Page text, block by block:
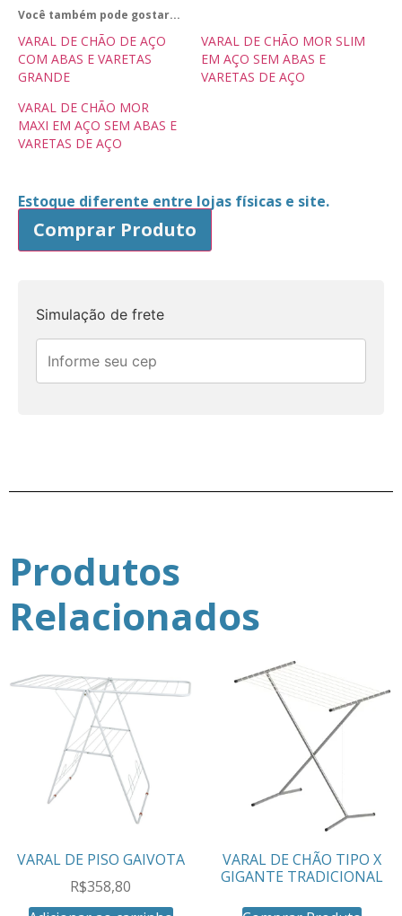
Você também pode gostar...
VARAL DE CHÃO DE AÇO
COM ABAS E VARETAS
GRANDE
VARAL DE CHÃO MOR SLIM
EM AÇO SEM ABAS E
VARETAS DE AÇO
VARAL DE CHÃO MOR
MAXI EM AÇO SEM ABAS E
VARETAS DE AÇO
Estoque diferente entre lojas físicas e site.
Comprar Produto
Simulação de frete
Produtos
Relacionados
VARAL DE PISO GAIVOTA
R$358,80
VARAL DE CHÃO TIPO X
GIGANTE TRADICIONAL